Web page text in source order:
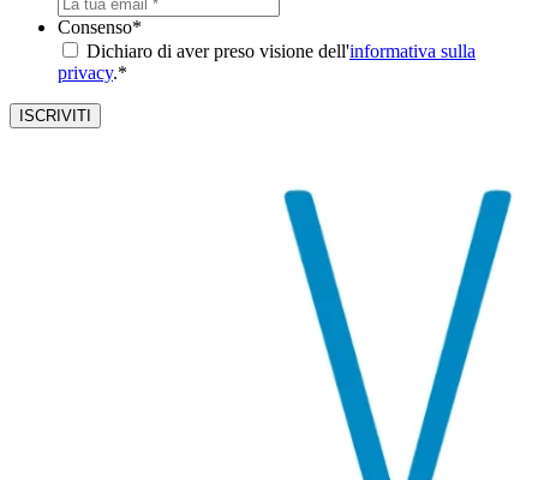
Consenso*
Dichiaro di aver preso visione dell'informativa sulla
privacy.*
ISCRIVITI